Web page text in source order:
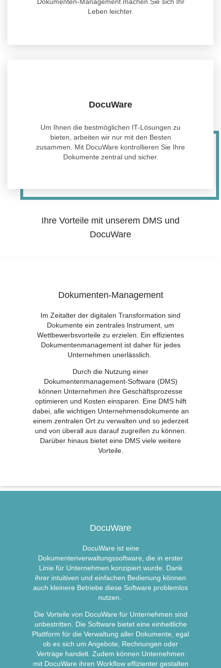
Leben leichter.
DocuWare
Um Ihnen die bestmöglichen IT-Lösungen zu
bieten, arbeiten wir nur mit den Besten
zusammen. Mit DocuWare kontrollieren Sie Ihre
Dokumente zentral und sicher.
Ihre Vorteile mit unserem DMS und
DocuWare
Dokumenten-Management
Im Zeitalter der digitalen Transformation sind
Dokumente ein zentrales Instrument, um
Wettbewerbsvorteile zu erzielen. Ein effizientes
Dokumentenmanagement ist daher für jedes
Unternehmen unerlässlich.
Durch die Nutzung einer
Dokumentenmanagement-Software (DMS)
können Unternehmen ihre Geschäftsprozesse
optimieren und Kosten einsparen. Eine DMS hilft
dabei, alle wichtigen Unternehmensdokumente an
einem zentralen Ort zu verwalten und so jederzeit
und von überall aus darauf zugreifen zu können.
Darüber hinaus bietet eine DMS viele weitere
Vorteile.
DocuWare
DocuWare ist eine
Dokumentenverwaltungssoftware, die in erster
Linie für Unternehmen konzipiert wurde. Dank
ihrer intuitiven und einfachen Bedienung können
auch kleinere Betriebe diese Software problemlos
nutzen.
Die Vorteile von DocuWare für Unternehmen sind
unbestritten. Die Software bietet eine einheitliche
Plattform für die Verwaltung aller Dokumente, egal
ob es sich um Angebote, Rechnungen oder
Verträge handelt. Zudem können Unternehmen
mit DocuWare ihren Workflow effizienter gestalten